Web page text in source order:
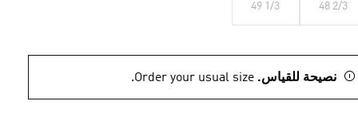
48 2/3
49 1/3
نصيحة للقياس.Order your usual size.